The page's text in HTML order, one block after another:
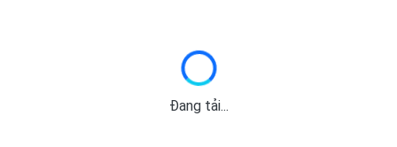
Đang tải...